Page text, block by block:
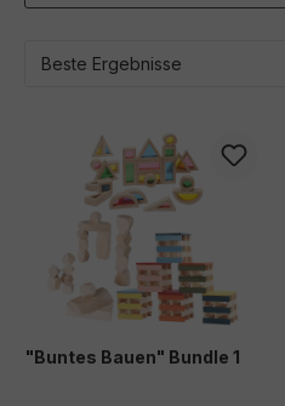
"Buntes Bauen" Bundle 1